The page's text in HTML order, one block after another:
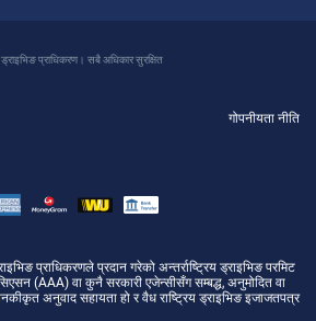
प्राधिकरण। सबै अधिकार सुरक्षित
गोपनीयता नीति
प्राधिकरणले प्रदान गरेको अन्तर्राष्ट्रिय ड्राइभिङ परमिट
(AAA) वा कुनै सरकारी एजेन्सीसँग सम्बद्ध, अनुमोदित वा
अनुवाद सहायता हो र वैध राष्ट्रिय ड्राइभिङ इजाजतपत्र